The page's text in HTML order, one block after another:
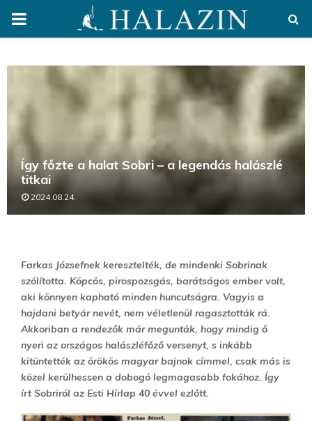
PRIMARY
Így főzte a halat Sobri – a legendás halászlé
titkai
2024.08.24.
Farkas Józsefnek keresztelték, de mindenki Sobrinak
szólította. Köpcös, pirospozsgás, barátságos ember volt,
aki könnyen kapható minden huncutságra. Vagyis a
hajdani betyár nevét, nem véletlenül ragasztották rá.
Akkoriban a rendezők már megunták, hogy mindig ő
nyeri az országos halászléfőző versenyt, s inkább
kitüntették az örökös magyar bajnok címmel, csak más is
közel kerülhessen a dobogó legmagasabb fokához. Így
írt Sobriról az Esti Hírlap 40 évvel ezlőtt.